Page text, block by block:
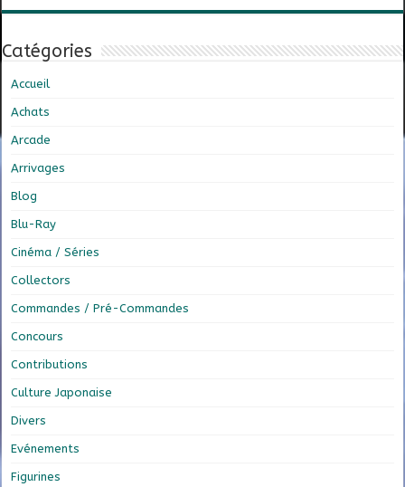
Catégories
Accueil
Achats
Arcade
Arrivages
Blog
Blu-Ray
Cinéma / Séries
Collectors
Commandes / Pré-Commandes
Concours
Contributions
Culture Japonaise
Divers
Evénements
Figurines